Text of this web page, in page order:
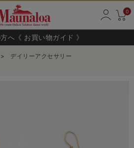
0
へ《 お買い物ガイド 》
>
デイリーアクセサリー